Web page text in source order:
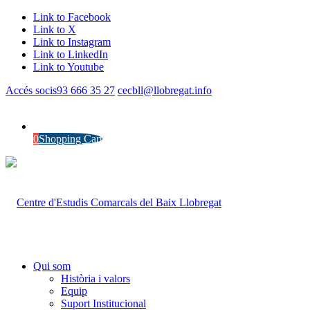
Link to Facebook
Link to X
Link to Instagram
Link to LinkedIn
Link to Youtube
Accés socis93 666 35 27 cecbll@llobregat.info
0Shopping Cart
Qui som
Història i valors
Equip
Suport Institucional